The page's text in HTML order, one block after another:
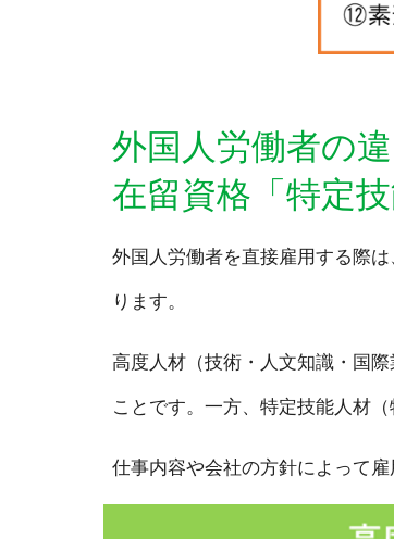
外国人労働者の
在留資格「特定
外国人労働者を直接雇用する際
ります。
高度人材（技術・人文知識・国
ことです。一方、特定技能人材
仕事内容や会社の方針によって